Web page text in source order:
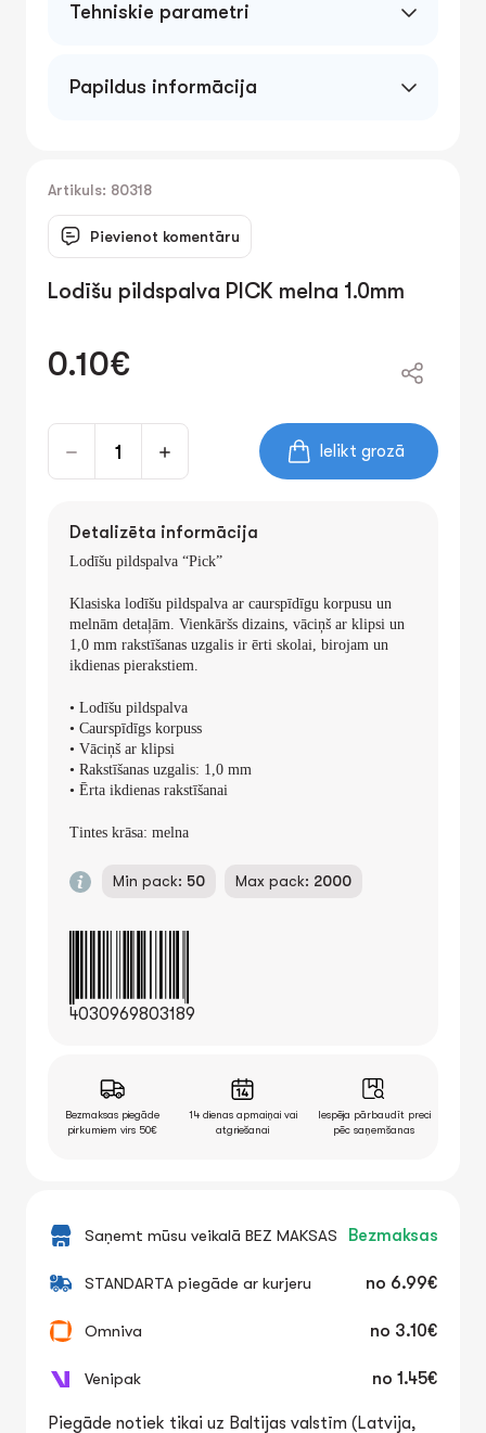
Tehniskie parametri
Papildus informācija
Artikuls: 80318
Pievienot komentāru
Lodīšu pildspalva PICK melna 1.0mm
0.10€
Ielikt grozā
Detalizēta informācija
Lodīšu pildspalva “Pick”
Klasiska lodīšu pildspalva ar caurspīdīgu korpusu un
melnām detaļām. Vienkāršs dizains, vāciņš ar klipsi un
1,0 mm rakstīšanas uzgalis ir ērti skolai, birojam un
ikdienas pierakstiem.
• Lodīšu pildspalva
• Caurspīdīgs korpuss
• Vāciņš ar klipsi
• Rakstīšanas uzgalis: 1,0 mm
• Ērta ikdienas rakstīšanai
Tintes krāsa: melna
Min pack: 50 Max pack: 2000
4030969803189
Bezmaksas piegāde
pirkumiem virs 50€
14 dienas apmaiņai vai
atgriešanai
Iespēja pārbaudīt preci
pēc saņemšanas
Saņemt mūsu veikalā BEZ MAKSAS Bezmaksas
STANDARTA piegāde ar kurjeru no 6.99€
Omniva no 3.10€
Venipak no 1.45€
Piegāde notiek tikai uz Baltijas valstīm (Latvija,